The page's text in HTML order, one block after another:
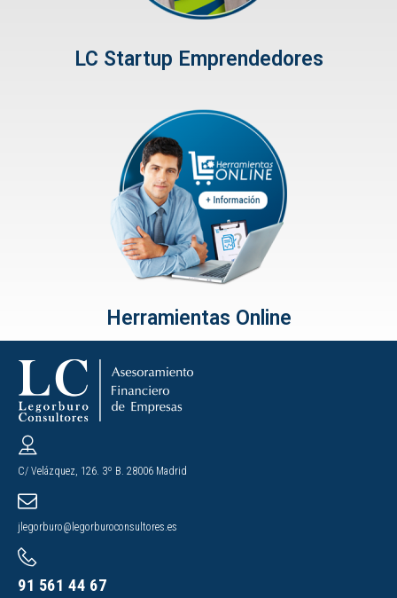
LC Startup Emprendedores
Herramientas Online
C/ Velázquez, 126. 3º B. 28006 Madrid
jlegorburo@legorburoconsultores.es
91 561 44 67